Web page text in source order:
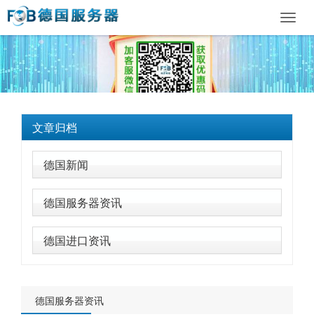
文章归档
德国新闻
德国服务器资讯
德国进口资讯
德国服务器资讯